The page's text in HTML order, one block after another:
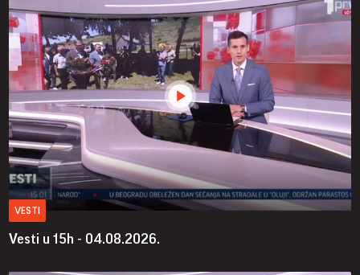
VESTI
Vesti u 15h - 04.08.2026.